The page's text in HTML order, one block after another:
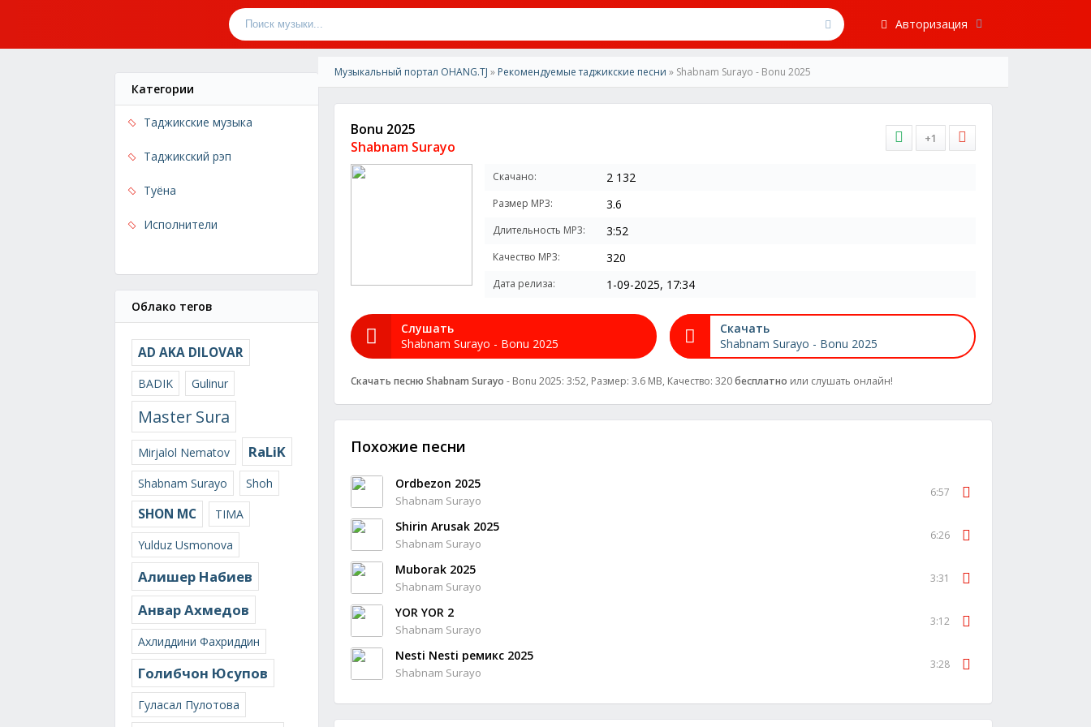
Авторизация
Категории
Таджикские музыка
Таджикский рэп
Туёна
Исполнители
Облако тегов
AD AKA DILOVAR
BADIK Gulinur
Master Sura
Mirjalol Nematov RaLiK
Shabnam Surayo Shoh
SHON MC
TIMA
Yulduz Usmonova
Алишер Набиев
Анвар Ахмедов
Ахлиддини Фахриддин
Голибчон Юсупов
Гуласал Пулотова
Музыкальный портал OHANG.TJ » Рекомендуемые таджикские песни » Shabnam Surayo - Bonu 2025
Bonu 2025
Shabnam Surayo
+1
Скачано: 2 132
Размер MP3: 3.6
Длительность MP3: 3:52
Качество MP3: 320
Дата релиза: 1-09-2025, 17:34
Слушать
Shabnam Surayo - Bonu 2025
Скачать
Shabnam Surayo - Bonu 2025
Скачать песню Shabnam Surayo - Bonu 2025: 3:52, Размер: 3.6 MB, Качество: 320бесплатно или слушать онлайн!
Похожие песни
Ordbezon 2025
Shabnam Surayo
6:57
Shirin Arusak 2025
Shabnam Surayo
6:26
Muborak 2025
Shabnam Surayo
3:31
YOR YOR 2
Shabnam Surayo
3:12
Nesti Nesti ремикс 2025
Shabnam Surayo
3:28